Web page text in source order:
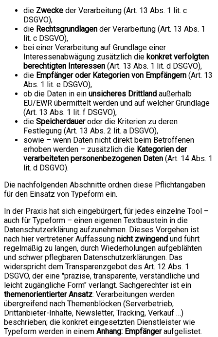
die Zwecke der Verarbeitung (Art. 13 Abs. 1 lit. c
DSGVO),
die Rechtsgrundlagen der Verarbeitung (Art. 13 Abs. 1
lit. c DSGVO),
bei einer Verarbeitung auf Grundlage einer
Interessenabwägung zusätzlich die konkret verfolgten
berechtigten Interessen (Art. 13 Abs. 1 lit. d DSGVO),
die Empfänger oder Kategorien von Empfängern (Art. 13
Abs. 1 lit. e DSGVO),
ob die Daten in ein unsicheres Drittland außerhalb
EU/EWR übermittelt werden und auf welcher Grundlage
(Art. 13 Abs. 1 lit. f DSGVO),
die Speicherdaueroder die Kriterien zu deren
Festlegung (Art. 13 Abs. 2 lit. a DSGVO),
sowie – wenn Daten nicht direkt beim Betroffenen
erhoben werden – zusätzlich die Kategorien der
verarbeiteten personenbezogenen Daten (Art. 14 Abs. 1
lit. d DSGVO).
Die nachfolgenden Abschnitte ordnen diese Pflichtangaben
für den Einsatz von Typeform ein.
In der Praxis hat sich eingebürgert, für jedes einzelne Tool –
auch für Typeform – einen eigenen Textbaustein in die
Datenschutzerklärung aufzunehmen. Dieses Vorgehen ist
nach hier vertretener Auffassung nicht zwingend und führt
regelmäßig zu langen, durch Wiederholungen aufgeblähten
und schwer pflegbaren Datenschutzerklärungen. Das
widerspricht dem Transparenzgebot des Art. 12 Abs. 1
DSGVO, der eine "präzise, transparente, verständliche und
leicht zugängliche Form" verlangt. Sachgerechter ist ein
themenorientierter Ansatz: Verarbeitungen werden
übergreifend nach Themenblöcken (Serverbetrieb,
Drittanbieter-Inhalte, Newsletter, Tracking, Verkauf …)
beschrieben; die konkret eingesetzten Dienstleister wie
Typeform werden in einem Anhang: Empfängeraufgelistet.